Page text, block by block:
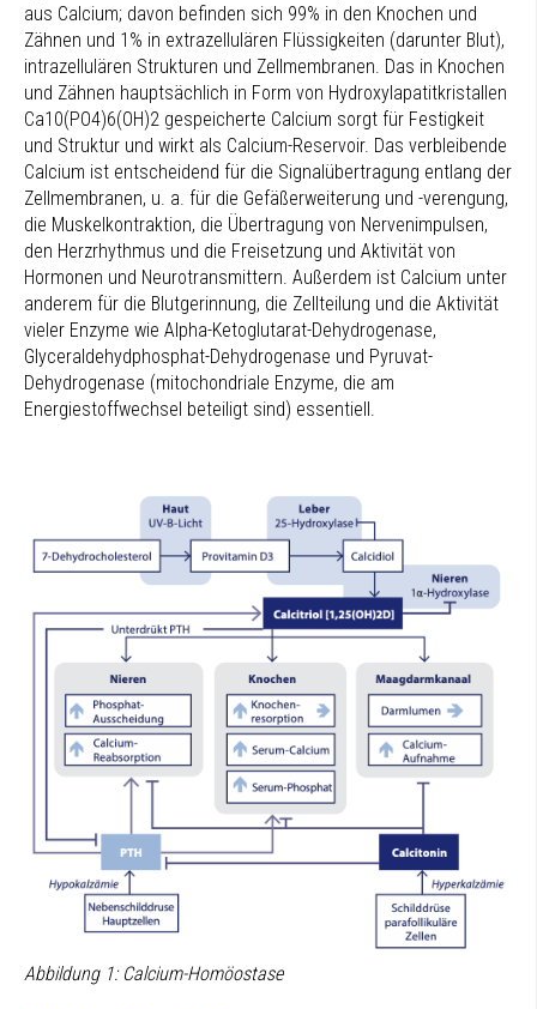
aus Calcium; davon befinden sich 99% in den Knochen und
Zähnen und 1% in extrazellulären Flüssigkeiten (darunter Blut),
intrazellulären Strukturen und Zellmembranen. Das in Knochen
und Zähnen hauptsächlich in Form von Hydroxylapatitkristallen
Ca10(PO4)6(OH)2 gespeicherte Calcium sorgt für Festigkeit
und Struktur und wirkt als Calcium-Reservoir. Das verbleibende
Calcium ist entscheidend für die Signalübertragung entlang der
Zellmembranen, u. a. für die Gefäßerweiterung und -verengung,
die Muskelkontraktion, die Übertragung von Nervenimpulsen,
den Herzrhythmus und die Freisetzung und Aktivität von
Hormonen und Neurotransmittern. Außerdem ist Calcium unter
anderem für die Blutgerinnung, die Zellteilung und die Aktivität
vieler Enzyme wie Alpha-Ketoglutarat-Dehydrogenase,
Glyceraldehydphosphat-Dehydrogenase und Pyruvat-
Dehydrogenase (mitochondriale Enzyme, die am
Energiestoffwechsel beteiligt sind) essentiell.
Abbildung 1: Calcium-Homöostase